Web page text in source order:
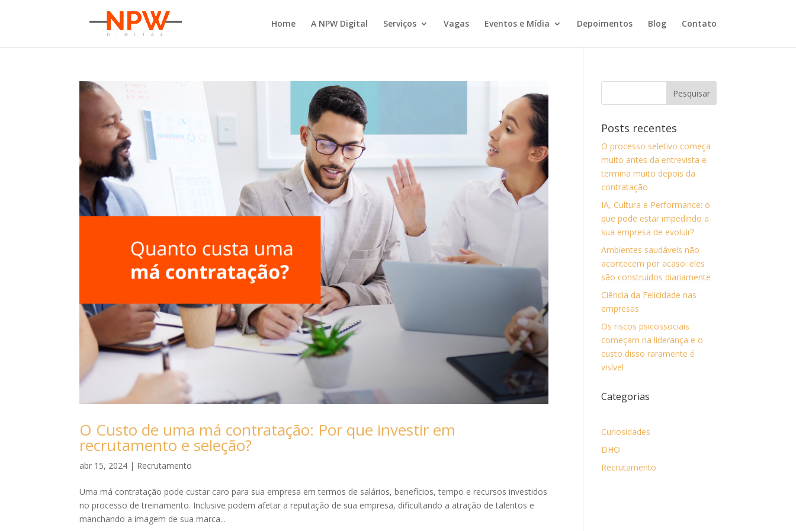
Home A NPW Digital Serviços Vagas Eventos e Mídia Depoimentos Blog Contato
O Custo de uma má contratação: Por que investir em
recrutamento e seleção?
abr 15, 2024 | Recrutamento
Uma má contratação pode custar caro para sua empresa em termos de salários, benefícios, tempo e recursos investidos
no processo de treinamento. Inclusive podem afetar a reputação de sua empresa, dificultando a atração de talentos e
manchando a imagem de sua marca...
Posts recentes
O processo seletivo começa
muito antes da entrevista e
termina muito depois da
contratação
IA, Cultura e Performance: o
que pode estar impedindo a
sua empresa de evoluir?
Ambientes saudáveis não
acontecem por acaso: eles
são construídos diariamente
Ciência da Felicidade nas
empresas
Os riscos psicossociais
começam na liderança e o
custo disso raramente é
visível
Categorias
Curiosidades
DHO
Recrutamento